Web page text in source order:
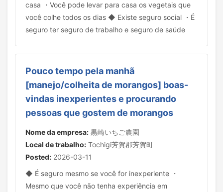
casa ・Você pode levar para casa os vegetais que
você colhe todos os dias ◆ Existe seguro social ・É
seguro ter seguro de trabalho e seguro de saúde
Pouco tempo pela manhã
[manejo/colheita de morangos] boas-
vindas inexperientes e procurando
pessoas que gostem de morangos
Nome da empresa: 黒崎いちご農園
Local de trabalho: Tochigi芳賀郡芳賀町
Posted: 2026-03-11
◆ É seguro mesmo se você for inexperiente ・
Mesmo que você não tenha experiência em